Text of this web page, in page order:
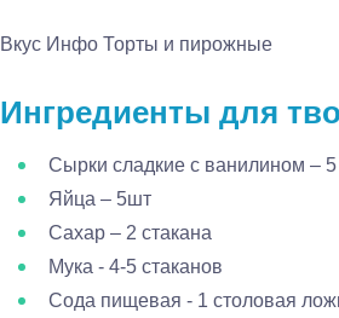
Вкус Инфо Торты и пирожные
Ингредиенты для
Сырки сладкие с ванилином –
Яйца – 5шт
Сахар – 2 стакана
Мука - 4-5 стаканов
Сода пищевая - 1 столовая